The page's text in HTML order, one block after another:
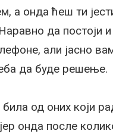
а онда ћеш ти
да постоји и
али јасно
да буде решење.
од оних који
онда после